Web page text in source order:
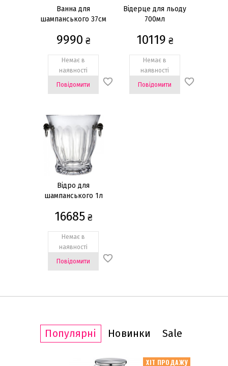
Ванна для
шампанського 37см
9990 ₴
Немає в
наявності
Повідомити
Відерце для льоду
700мл
10119 ₴
Немає в
наявності
Повідомити
Відро для
шампанського 1л
16685₴
Немає в
наявності
Повідомити
Популярні Новинки Sale
ХІТ ПРОДАЖУ